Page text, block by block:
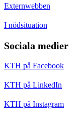
Externwebben
I nödsituation
Sociala medier
KTH på Facebook
KTH på LinkedIn
KTH på Instagram